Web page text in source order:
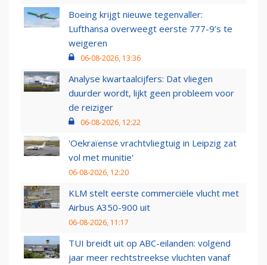
Boeing krijgt nieuwe tegenvaller:
Lufthansa overweegt eerste 777-9’s te
weigeren
06-08-2026, 13:36
Analyse kwartaalcijfers: Dat vliegen
duurder wordt, lijkt geen probleem voor
de reiziger
06-08-2026, 12:22
'Oekraïense vrachtvliegtuig in Leipzig zat
vol met munitie'
06-08-2026, 12:20
KLM stelt eerste commerciële vlucht met
Airbus A350-900 uit
06-08-2026, 11:17
TUI breidt uit op ABC-eilanden: volgend
jaar meer rechtstreekse vluchten vanaf